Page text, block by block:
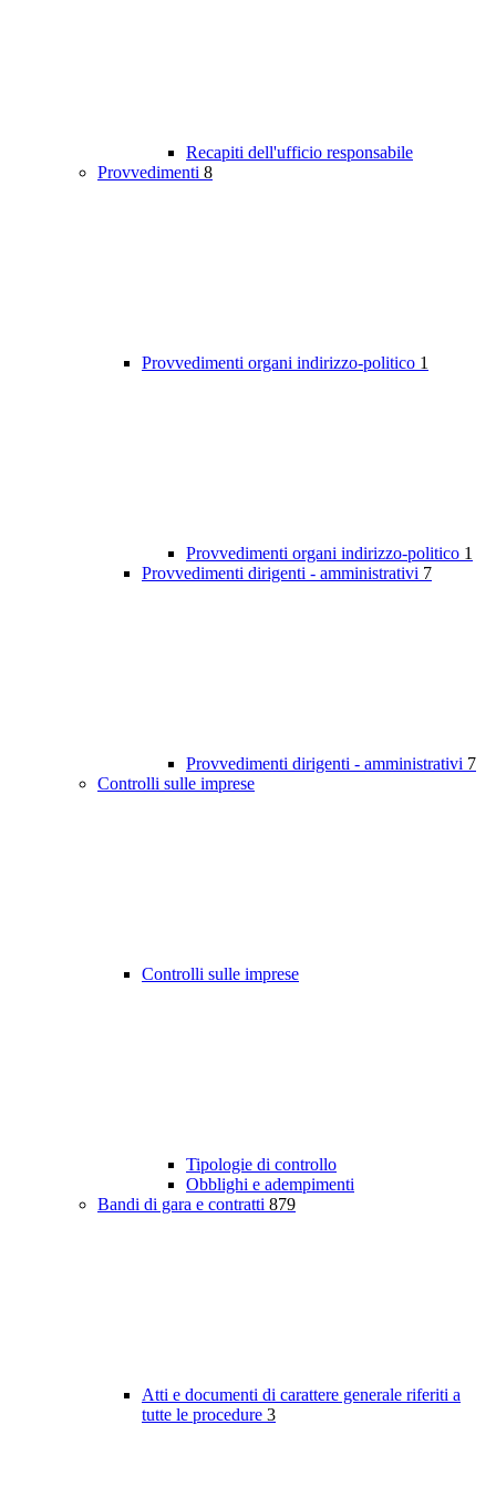
Recapiti dell'ufficio responsabile
Provvedimenti 8
Provvedimenti organi indirizzo-politico 1
Provvedimenti organi indirizzo-politico 1
Provvedimenti dirigenti - amministrativi 7
Provvedimenti dirigenti - amministrativi 7
Controlli sulle imprese
Controlli sulle imprese
Tipologie di controllo
Obblighi e adempimenti
Bandi di gara e contratti 879
Atti e documenti di carattere generale riferiti a
tutte le procedure 3